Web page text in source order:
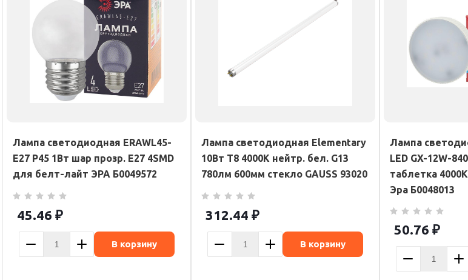
Лампа светодиодная ERAWL45-
E27 P45 1Вт шар прозр. E27 4SMD
для белт-лайт ЭРА Б0049572
45.46 ₽
В корзину
Лампа светодиодная Elementary
10Вт T8 4000К нейтр. бел. G13
780лм 600мм стекло GAUSS 93020
312.44 ₽
В корзину
Лампа
LED GX-12W-
таблетка
Эра Б0048013
50.76 ₽